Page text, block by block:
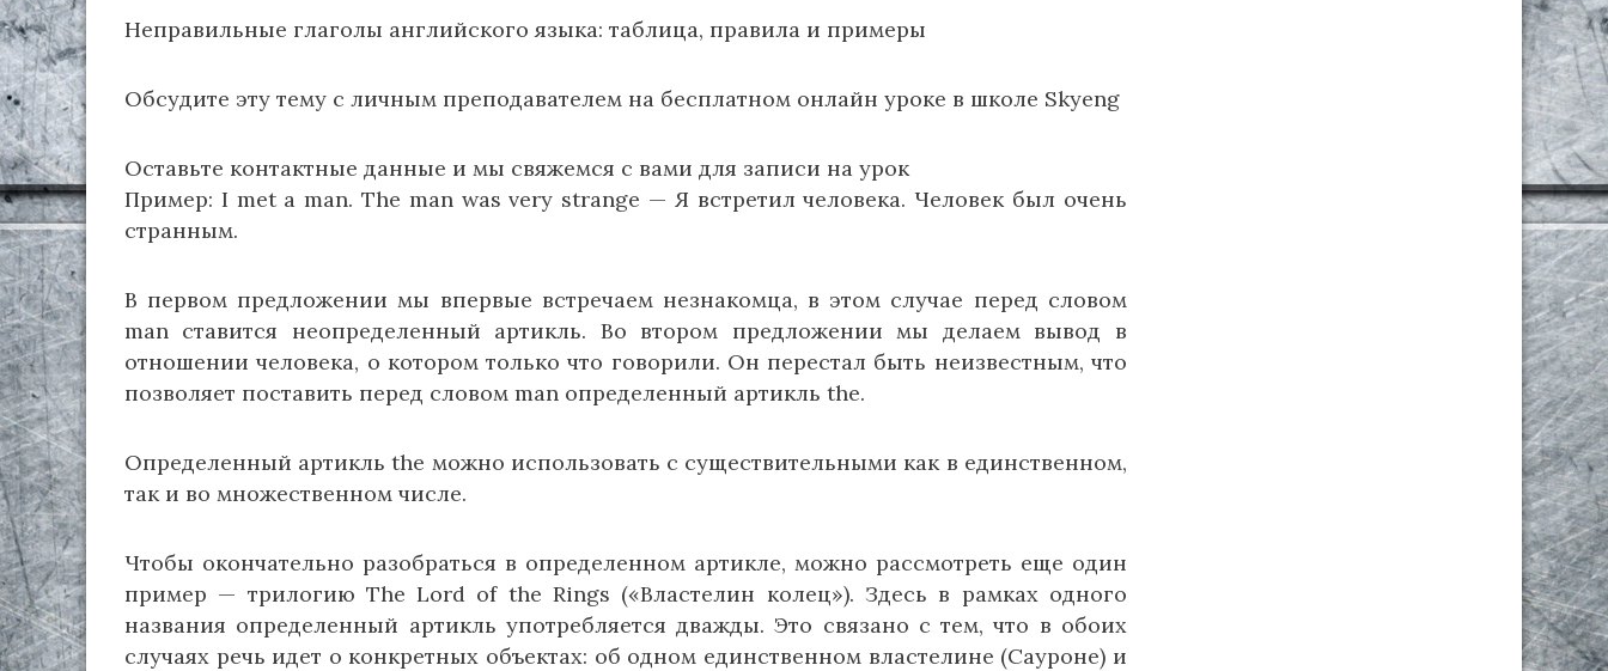
Неправильные глаголы английского языка: таблица, правила и примеры
Обсудите эту тему с личным преподавателем на бесплатном онлайн уроке в школе Skyeng
Оставьте контактные данные и мы свяжемся с вами для записи на урок
Пример: I met a man. The man was very strange — Я встретил человека. Человек был очень
странным.
В первом предложении мы впервые встречаем незнакомца, в этом случае перед словом
man ставится неопределенный артикль. Во втором предложении мы делаем вывод в
отношении человека, о котором только что говорили. Он перестал быть неизвестным, что
позволяет поставить перед словом man определенный артикль the.
Определенный артикль the можно использовать с существительными как в единственном,
так и во множественном числе.
Чтобы окончательно разобраться в определенном артикле, можно рассмотреть еще один
пример — трилогию The Lord of the Rings («Властелин колец»). Здесь в рамках одного
названия определенный артикль употребляется дважды. Это связано с тем, что в обоих
случаях речь идет о конкретных объектах: об одном единственном властелине (Сауроне) и